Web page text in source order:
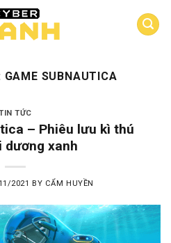
GAME SUBNAUTICA
TỨC
– Phiêu lưu kì thú
dương xanh
2021 BY CẨM HUYỀN